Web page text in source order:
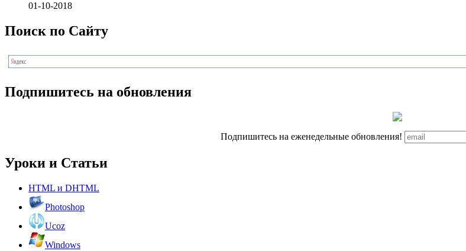
01-10-2018
Поиск по Сайту
Подпишитесь на обновления
Подпишитесь на еженедельные обновления!
Уроки и Статьи
HTML и DHTML
Photoshop
Ucoz
Windows